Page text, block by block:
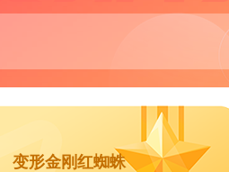
变形金刚红蜘蛛